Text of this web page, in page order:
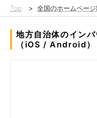
Top > 全国のホームペー
地方自治体のイン
（iOS / Android）